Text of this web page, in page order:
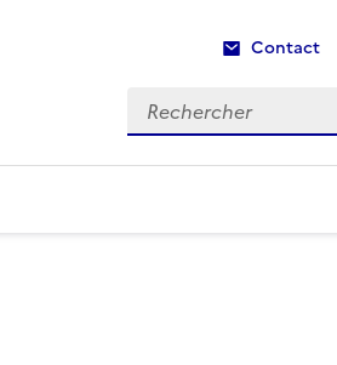
Contact
Rechercher